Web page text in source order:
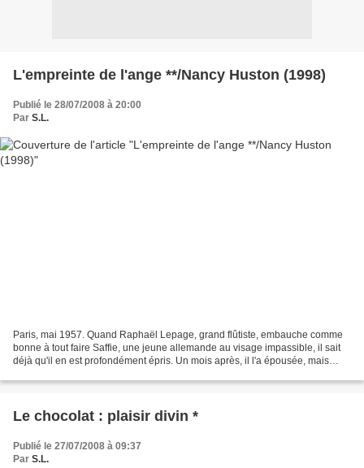
L'empreinte de l'ange **/Nancy Huston (1998)
Publié le 28/07/2008 à 20:00
Par S.L.
Paris, mai 1957. Quand Raphaël Lepage, grand flûtiste, embauche comme
bonne à tout faire Saffie, une jeune allemande au visage impassible, il sait
déjà qu'il en est profondément épris. Un mois après, il l'a épousée, mais
Le chocolat : plaisir divin *
Publié le 27/07/2008 à 09:37
Par S.L.